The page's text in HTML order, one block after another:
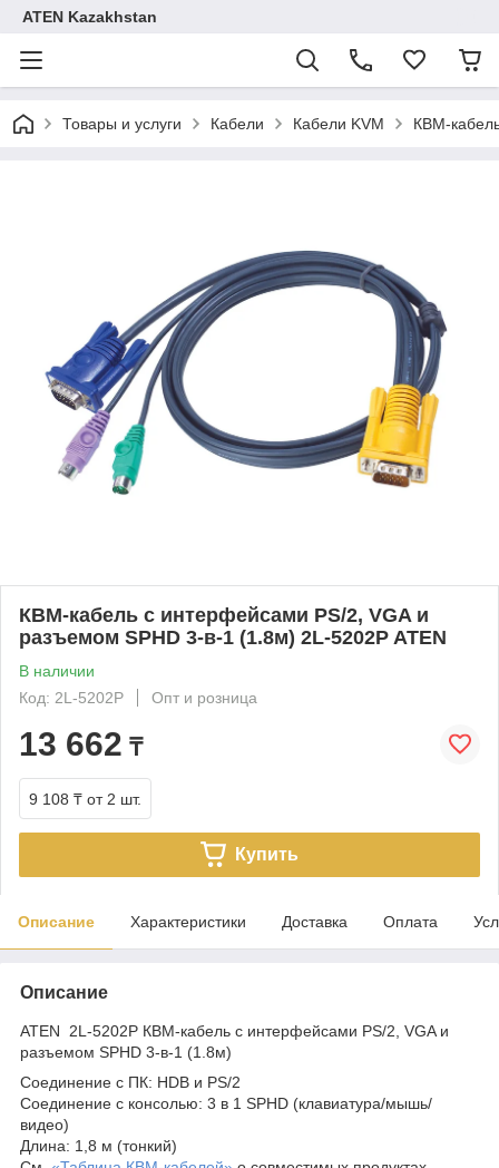
ATEN Kazakhstan
Товары и услуги Кабели Кабели KVM КВМ-
КВМ-кабель с интерфейсами PS/2, VGA и
разъемом SPHD 3-в-1 (1.8м) 2L-5202P ATEN
В наличии
Код: 2L-5202P
Опт и розница
13 662 ₸
9 108 ₸ от 2 шт.
Купить
Описание Характеристики Доставка Оплата
Описание
ATEN 2L-5202P КВМ-кабель с интерфейсами PS/2, VGA и
разъемом SPHD 3-в-1 (1.8м)
Соединение с ПК: HDB и PS/2
Соединение с консолью: 3 в 1 SPHD (клавиатура/мышь/
видео)
Длина: 1,8 м (тонкий)